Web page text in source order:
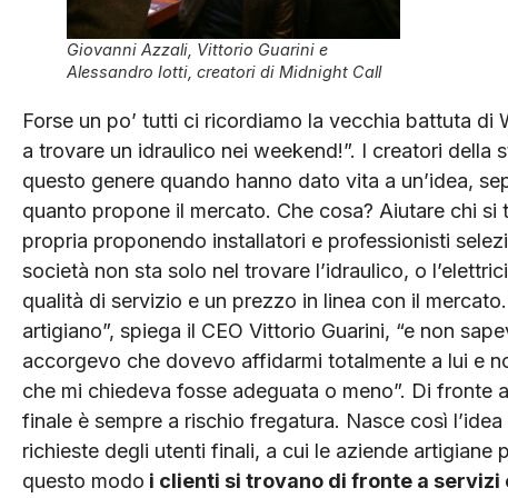
Giovanni Azzali, Vittorio Guarini e
Alessandro Iotti, creatori di Midnight Call
Forse un po’ tutti ci ricordiamo la vecchia battuta
a trovare un idraulico nei weekend!”. I creatori della
questo genere quando hanno dato vita a un’idea,
quanto propone il mercato. Che cosa? Aiutare chi
propria proponendo installatori e professionisti
società non sta solo nel trovare l’idraulico, o
qualità di servizio e un prezzo in linea con il
artigiano”, spiega il CEO Vittorio Guarini, “e non
accorgevo che dovevo affidarmi totalmente a lui e
che mi chiedeva fosse adeguata o meno”. Di fronte
finale è sempre a rischio fregatura. Nasce così
richieste degli utenti finali, a cui le aziende
questo modo i clienti si trovano di fronte a